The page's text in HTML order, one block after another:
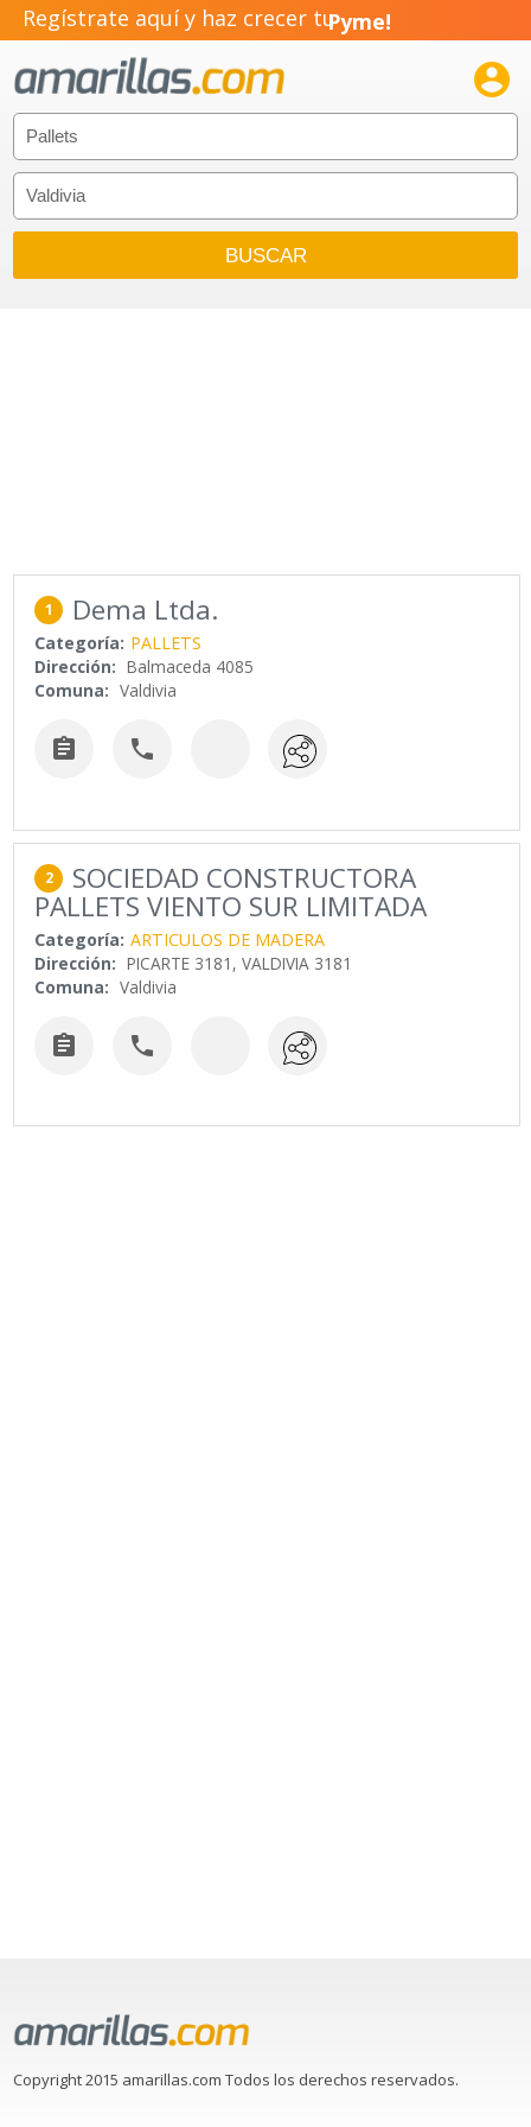
Regístrate aquí y haz crecer tuPyme!
Emprendimiento!

1 Dema Ltda.
Categoría: PALLETS
Dirección: Balmaceda 4085
Comuna: Valdivia
 
2 SOCIEDAD CONSTRUCTORA
PALLETS VIENTO SUR LIMITADA
Categoría: ARTICULOS DE MADERA
Dirección: PICARTE 3181, VALDIVIA 3181
Comuna: Valdivia
 
Copyright 2015 amarillas.com Todos los derechos reservados.